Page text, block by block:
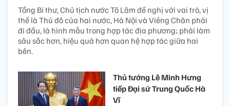
Tổng Bí thư, Chủ tịch nước Tô Lâm đề nghị với vai trò, vị
thế là Thủ đô của hai nước, Hà Nội và Viêng Chăn phải
đi đầu, là hình mẫu trong hợp tác địa phương; phải làm
sâu sắc hơn, hiệu quả hơn quan hệ hợp tác giữa hai
bên.
Thủ tướng Lê Minh Hưng
tiếp Đại sứ Trung Quốc Hà
Vĩ